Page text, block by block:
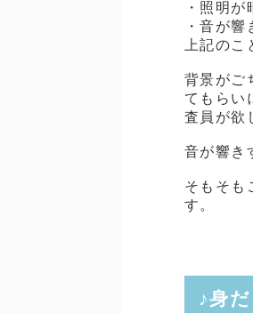
・照明が
・音が
上記の
背景がご
てもらい
査員が欲
音が響き
そもそも
す。
♪身